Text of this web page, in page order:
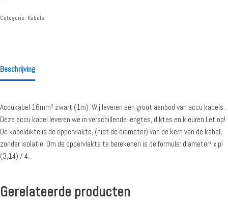
Categorie: Kabels
Beschrijving
Accukabel 16mm² zwart (1m). Wij leveren een groot aanbod van accu kabels.
Deze accu kabel leveren we in verschillende lengtes, diktes en kleuren.Let op!
De kabeldikte is de oppervlakte, (niet de diameter) van de kern van de kabel,
zonder isolatie. Om de oppervlakte te berekenen is de formule: diameter² x pi
(3,14) / 4.
Gerelateerde producten